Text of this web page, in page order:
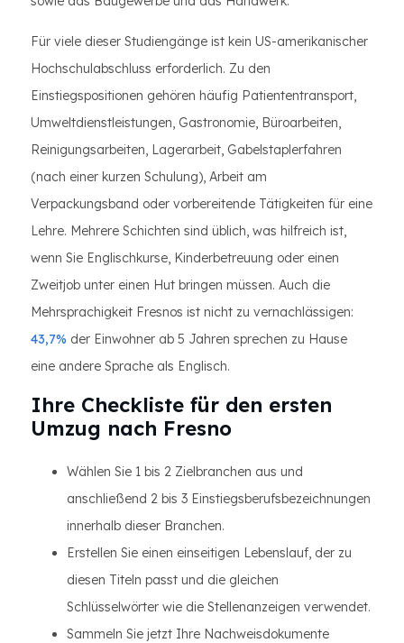
Für viele dieser Studiengänge ist kein US-amerikanischer
Hochschulabschluss erforderlich. Zu den
Einstiegspositionen gehören häufig Patiententransport,
Umweltdienstleistungen, Gastronomie, Büroarbeiten,
Reinigungsarbeiten, Lagerarbeit, Gabelstaplerfahren
(nach einer kurzen Schulung), Arbeit am
Verpackungsband oder vorbereitende Tätigkeiten für eine
Lehre. Mehrere Schichten sind üblich, was hilfreich ist,
wenn Sie Englischkurse, Kinderbetreuung oder einen
Zweitjob unter einen Hut bringen müssen. Auch die
Mehrsprachigkeit Fresnos ist nicht zu vernachlässigen:
43,7% der Einwohner ab 5 Jahren sprechen zu Hause
eine andere Sprache als Englisch.
Ihre Checkliste für den ersten
Umzug nach Fresno
Wählen Sie 1 bis 2 Zielbranchen aus und
anschließend 2 bis 3 Einstiegsberufsbezeichnungen
innerhalb dieser Branchen.
Erstellen Sie einen einseitigen Lebenslauf, der zu
diesen Titeln passt und die gleichen
Schlüsselwörter wie die Stellenanzeigen verwendet.
Sammeln Sie jetzt Ihre Nachweisdokumente